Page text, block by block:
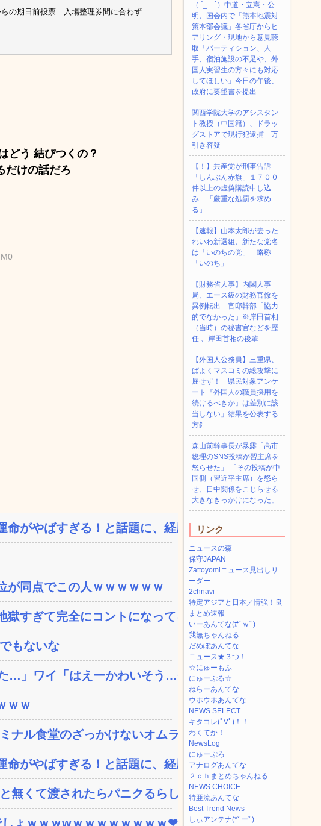
の期日前投票 入場整理券間に合わず
どう 結びつくの？
だけの話だろ
命がやばすぎる！と話題に、経歴自...
が同点でこの人ｗｗｗｗｗｗ
獄すぎて完全にコントになってる…...
もないな
…」ワイ「はえーかわいそう…会...
ｗｗ
ナル食堂のざっかけないオムライ...
命がやばすぎる！と話題に、経歴自...
無くて渡されたらパニクるらしい...
ょｗｗｗwｗｗｗｗｗｗｗｗ❤
（ ´_ゝ`）中道・立憲・公
明、国会内で「熊本地震対
策本部会議」各省庁からヒ
アリング・現地から意見聴
取「パーティション、人
手、宿泊施設の不足や、外
国人実習生の方々にも対応
してほしい」今日の午後、
政府に要望書を提出
関西学院大学のアシスタン
ト教授（中国籍）、ドラッ
グストアで現行犯逮捕 万
引き容疑
【！】共産党が刑事告訴
「しんぶん赤旗」１７００
件以上の虚偽購読申し込
み 「厳重な処罰を求め
る」
【速報】山本太郎が去った
れいわ新選組、新たな党名
は「いのちの党」 略称
「いのち」
【財務省人事】内閣人事
局、エース級の財務官僚を
異例転出 官邸幹部「協力
的でなかった」※岸田首相
（当時）の秘書官などを歴
任 、岸田首相の後輩
【外国人公務員】三重県、
ぱよくマスコミの総攻撃に
屈せず！「県民対象アンケ
ート『外国人の職員採用を
続けるべきか』は差別に該
当しない」結果を公表する
方針
森山前幹事長が暴露「高市
総理のSNS投稿が習主席を
怒らせた」 「その投稿が中
国側（習近平主席）を怒ら
せ、日中関係をこじらせる
大きなきっかけになった」
リンク
ニュースの森
保守JAPAN
Zattoyomiニュース見出しリ
ーダー
2chnavi
特定アジアと日本／情強！良
まとめ速報
いーあんてな(#ﾟｗﾟ)
我無ちゃんねる
だめぽあんてな
ニュース★３つ！
☆にゅーもふ
にゅーぷる☆
ねらーあんてな
ウホウホあんてな
NEWS SELECT
キタコレ(ﾟ∀ﾟ)！！
わくてか！
NewsLog
にゅーぷろ
アナログあんてな
２ｃｈまとめちゃんねる
NEWS CHOICE
特亜流あんてな
Best Trend News
しぃアンテナ(*ﾟーﾟ)